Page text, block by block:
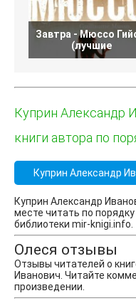
Завтра - Мюссо
(лучшие
Куприн Александр
книги автора по
Куприн Александр
Куприн Александр
месте читать по
библиотеки mir-knigi.info.
Олеся отзывы
Отзывы читателей о
Иванович. Читайте
произведении.